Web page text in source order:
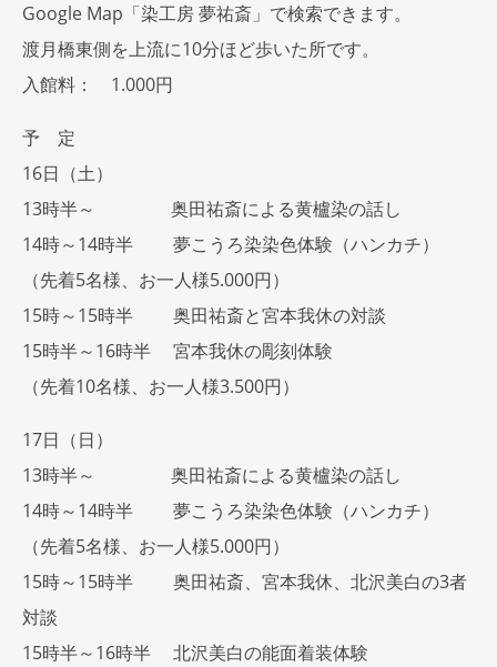
Google Map「染工房 夢祐斎」で検索できます。
渡月橋東側を上流に10分ほど歩いた所です。
入館料： 1.000円
予 定
16日（土）
13時半～ 奥田祐斎による黄櫨染の話し
14時～14時半 夢こうろ染染色体験（ハンカチ）
（先着5名様、お一人様5.000円）
15時～15時半 奥田祐斎と宮本我休の対談
15時半～16時半 宮本我休の彫刻体験
（先着10名様、お一人様3.500円）
17日（日）
13時半～ 奥田祐斎による黄櫨染の話し
14時～14時半 夢こうろ染染色体験（ハンカチ）
（先着5名様、お一人様5.000円）
15時～15時半 奥田祐斎、宮本我休、北沢美白の3者
対談
15時半～16時半 北沢美白の能面着装体験